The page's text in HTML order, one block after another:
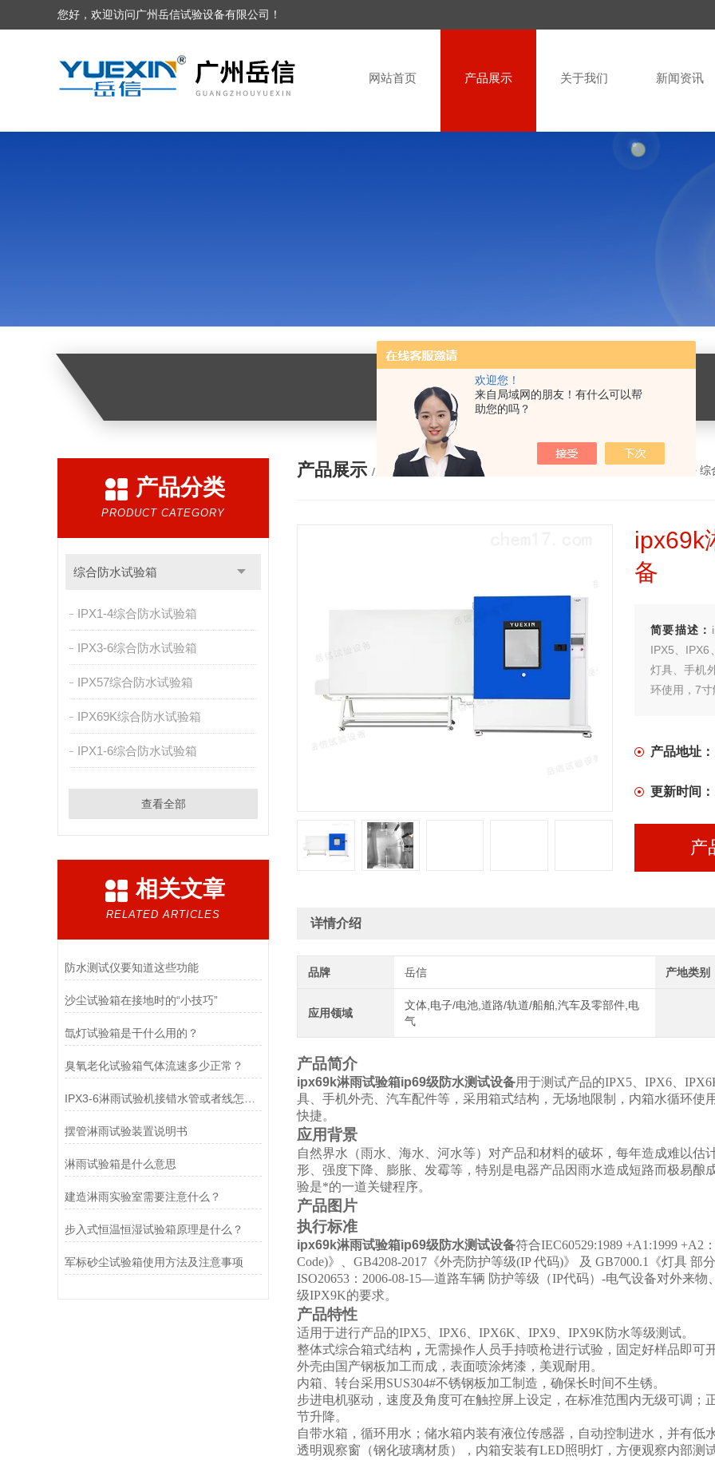
欢迎您！
来自局域网的朋友！有什么可以帮
助您的吗？
您好，欢迎访问广州岳信试验设备有限公司！
网站首页 产品展示 关于我们 新闻资讯
产品分类
PRODUCT CATEGORY
综合防水试验箱
IPX1-4综合防水试验箱
IPX3-6综合防水试验箱
IPX57综合防水试验箱
IPX69K综合防水试验箱
IPX1-6综合防水试验箱
查看全部
相关文章
RELATED ARTICLES
防水测试仪要知道这些功能
沙尘试验箱在接地时的“小技巧”
氙灯试验箱是干什么用的？
臭氧老化试验箱气体流速多少正常？
摆管淋雨试验装置说明书
淋雨试验箱是什么意思
建造淋雨实验室需要注意什么？
步入式恒温恒湿试验箱原理是什么？
军标砂尘试验箱使用方法及注意事项
产品展示 / PRODUCTS > 综
ipx69k
备
简要描述：
IPX5、IPX6
灯具、手机
环使用，7
产品地址：
更新时间：
产
详情介绍
品牌 岳信 产地类别
应用领域
文体,电子/电池,道路/轨道/船舶,汽车及零部件,电
气
产品简介
ipx69k淋雨试验箱ip69级防水测试设备用于测试产品的IPX5、IPX6、
具、手机外壳、汽车配件等，采用箱式结构，无场地限制，内箱水循环使
快捷。
应用背景
自然界水（雨水、海水、河水等）对产品和材料的破坏，每年造成难以
形、强度下降、膨胀、发霉等，特别是电器产品因雨水造成短路而极易
验是*的一道关键程序。
产品图片
执行标准
ipx69k淋雨试验箱ip69级防水测试设备符合IEC60529:1989 +A1:1999 +A2
Code)》、GB4208-2017《外壳防护等级(IP 代码)》 及 GB7000.1《灯具
ISO20653：2006-08-15—道路车辆 防护等级（IP代码）-电气设备对外来
级IPX9K的要求。
产品特性
适用于进行产品的IPX5、IPX6、IPX6K、IPX9、IPX9K防水等级测试。
整体式综合箱式结构 ， 无需操作人员手持喷枪进行试验，固定好样品即可
外壳由国产钢板加工而成，表面喷涂烤漆，美观耐用。
内箱、转台采用SUS304#不锈钢板加工制造，确保长时间不生锈。
步进电机驱动，速度及角度可在触控屏上设定，在标准范围内无级可调
节升降。
自带水箱，循环用水；储水箱内装有液位传感器，自动控制进水，并有低
透明观察窗（钢化玻璃材质），内箱安装有LED照明灯，方便观察内部测